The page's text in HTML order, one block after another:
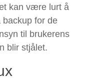
kan være lurt å
backup for de
til brukerens
blir stjålet.